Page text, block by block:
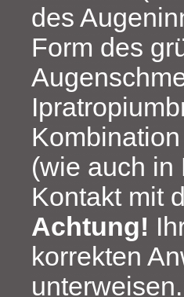
des
Form des
(wie auch in
Kontakt mit
Achtung!
korrekten